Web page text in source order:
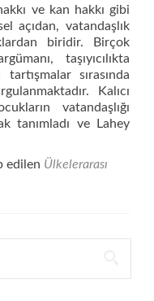
ve kan hakkı gibi
açıdan, vatandaşlık
biridir. Birçok
taşıyıcılıkta
sırasında
Kalıcı
vatandaşlığı
tanımladı ve Lahey
edilen Ülkelerarası